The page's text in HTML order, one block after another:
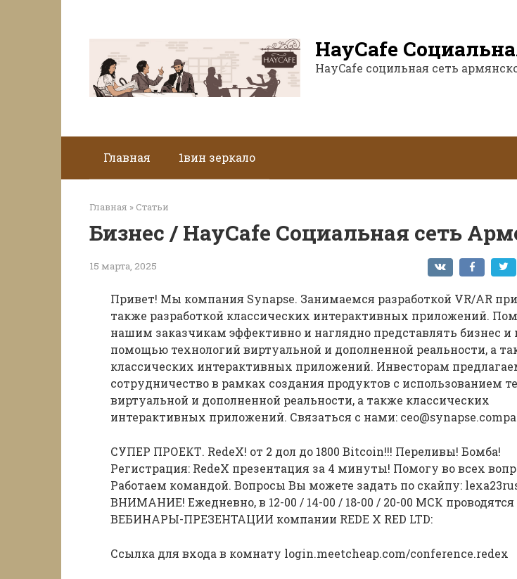
HayCafe
HayCafe социльная сеть
Главная 1вин зеркало
Главная » Статьи
Бизнес / HayCafe Социальная сеть
15 марта, 2025
Привет! Мы компания Synapse. Занимаемся разработкой VR/AR
также разработкой классических интерактивных приложений.
нашим заказчикам эффективно и наглядно представлять бизнес и
помощью технологий виртуальной и дополненной реальности, а
классических интерактивных приложений. Инвесторам
сотрудничество в рамках создания продуктов с использованием
виртуальной и дополненной реальности, а также классических
интерактивных приложений. Связаться с нами:
СУПЕР ПРОЕКТ. RedeX! от 2 дол до 1800 Bitcoin!!! Переливы! Бомба!
Регистрация: RedeX презентация за 4 минуты! Помогу во всех
Работаем командой. Вопросы Вы можете задать по скайпу:
ВНИМАНИЕ! Ежедневно, в 12-00 / 14-00 / 18-00 / 20-00 МСК проводятся
ВЕБИНАРЫ-ПРЕЗЕНТАЦИИ компании REDE X RED LTD:
Ссылка для входа в комнату login.meetcheap.com/conference.redex